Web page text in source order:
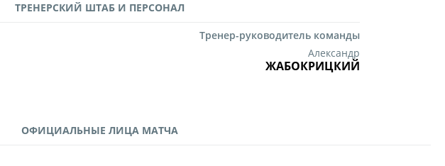
ТРЕНЕРСКИЙ ШТАБ И ПЕРСОНАЛ
Тренер-руководитель команды
Александр
ЖАБОКРИЦКИЙ
ОФИЦИАЛЬНЫЕ ЛИЦА МАТЧА